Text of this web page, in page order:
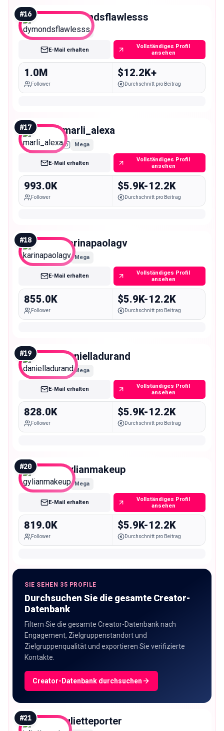
#16 dymondsflawlesss
Mega
E-Mail erhalten
Vollständiges Profil
ansehen
1.0M
Follower
$12.2K+
Durchschnitt pro Beitrag
#17 marli_alexa
Mega
E-Mail erhalten
Vollständiges Profil
ansehen
993.0K
Follower
$5.9K-12.2K
Durchschnitt pro Beitrag
#18 karinapaolagv
Mega
E-Mail erhalten
Vollständiges Profil
ansehen
855.0K
Follower
$5.9K-12.2K
Durchschnitt pro Beitrag
#19 danielladurand
Mega
E-Mail erhalten
Vollständiges Profil
ansehen
828.0K
Follower
$5.9K-12.2K
Durchschnitt pro Beitrag
#20 gylianmakeup
Mega
E-Mail erhalten
Vollständiges Profil
ansehen
819.0K
Follower
$5.9K-12.2K
Durchschnitt pro Beitrag
SIE SEHEN 35 PROFILE
Durchsuchen Sie die gesamte Creator-
Datenbank
Filtern Sie die gesamte Creator-Datenbank nach
Engagement, Zielgruppenstandort und
Zielgruppenqualität und exportieren Sie verifizierte
Kontakte.
Creator-Datenbank durchsuchen
#21 julietteporter